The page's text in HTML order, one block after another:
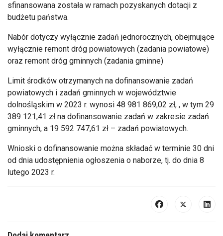
sfinansowana została w ramach pozyskanych dotacji z
budżetu państwa.
Nabór dotyczy wyłącznie zadań jednorocznych, obejmujące
wyłącznie remont dróg powiatowych (zadania powiatowe)
oraz remont dróg gminnych (zadania gminne)
Limit środków otrzymanych na dofinansowanie zadań
powiatowych i zadań gminnych w województwie
dolnośląskim w 2023 r. wynosi 48 981 869,02 zł, , w tym 29
389 121,41 zł na dofinansowanie zadań w zakresie zadań
gminnych, a 19 592 747,61 zł – zadań powiatowych.
Wnioski o dofinansowanie można składać w terminie 30 dni
od dnia udostępnienia ogłoszenia o naborze, tj. do dnia 8
lutego 2023 r.